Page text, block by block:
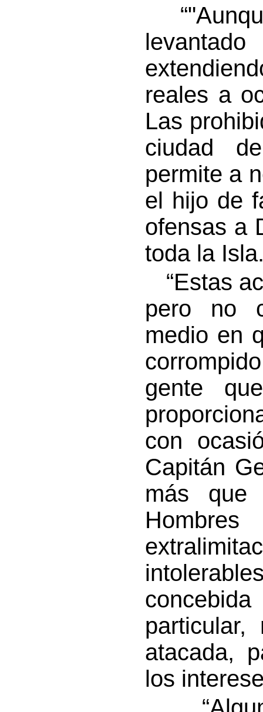
reales a
Las
ciudad
permite a
el hijo de
ofensas a
toda la
“Estas
pero no
medio en
gente
con
Capitán
más que
atacada,
los